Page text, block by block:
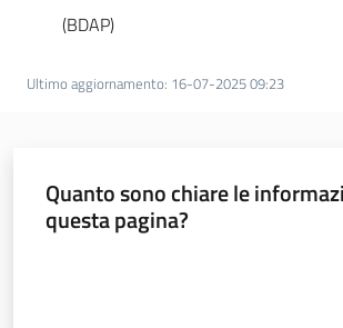
Argomenti
Novità
Leggi Atti Bandi
(BDAP)
Ultimo aggiornamento: 16-07-2025 09:23
Quanto sono chiare le
questa pagina?